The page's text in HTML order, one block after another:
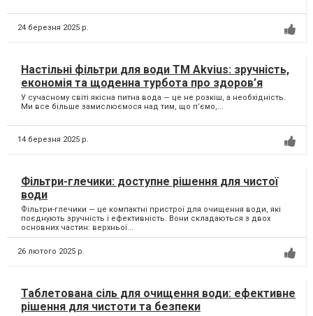
24 березня 2025 р.
Настільні фільтри для води TM Akvius: зручність,
економія та щоденна турбота про здоров’я
У сучасному світі якісна питна вода — це не розкіш, а необхідність.
Ми все більше замислюємося над тим, що п’ємо,...
14 березня 2025 р.
Фільтри-глечики: доступне рішення для чистої
води
Фільтри-глечики — це компактні пристрої для очищення води, які
поєднують зручність і ефективність. Вони складаються з двох
основних частин: верхньої...
26 лютого 2025 р.
Таблетована сіль для очищення води: ефективне
рішення для чистоти та безпеки